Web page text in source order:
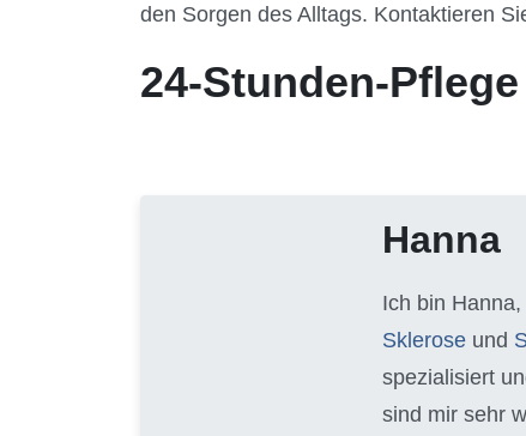
den Sorgen des Alltags. Kontaktieren
24-Stunden-
Hanna
Ich bin
Sklerose und
spezialisiert
sind mir sehr